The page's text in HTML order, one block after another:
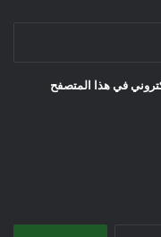
في هذا المتصفح